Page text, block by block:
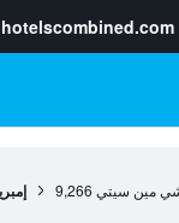
مين سيتي 9,266